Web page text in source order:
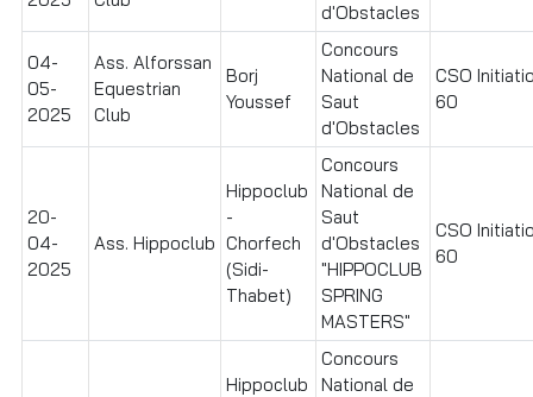
d'Obstacles
04-
05-
2025
Ass. Alforssan
Equestrian
Club
Borj
Youssef
Concours
National de
Saut
d'Obstacles
CSO
60
20-
04-
2025
Ass. Hippoclub
Hippoclub
-
Chorfech
(Sidi-
Thabet)
Concours
National de
Saut
d'Obstacles
"HIPPOCLUB
SPRING
MASTERS"
CSO
60
Hippoclub
Concours
National de